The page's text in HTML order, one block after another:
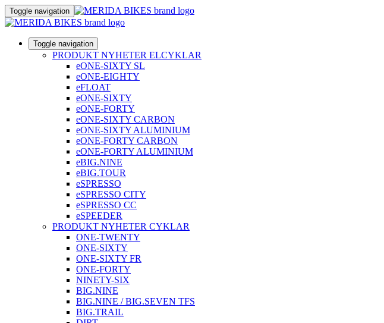
Toggle navigation
Toggle navigation
PRODUKT NYHETER ELCYKLAR
eONE-SIXTY SL
eONE-EIGHTY
eFLOAT
eONE-SIXTY
eONE-FORTY
eONE-SIXTY CARBON
eONE-SIXTY ALUMINIUM
eONE-FORTY CARBON
eONE-FORTY ALUMINIUM
eBIG.NINE
eBIG.TOUR
eSPRESSO
eSPRESSO CITY
eSPRESSO CC
eSPEEDER
PRODUKT NYHETER CYKLAR
ONE-TWENTY
ONE-SIXTY
ONE-SIXTY FR
ONE-FORTY
NINETY-SIX
BIG.NINE
BIG.NINE / BIG.SEVEN TFS
BIG.TRAIL